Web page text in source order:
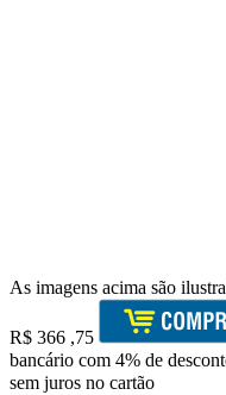
As imagens acima são
R$ 366 ,75
bancário com 4% de
sem juros no cartão